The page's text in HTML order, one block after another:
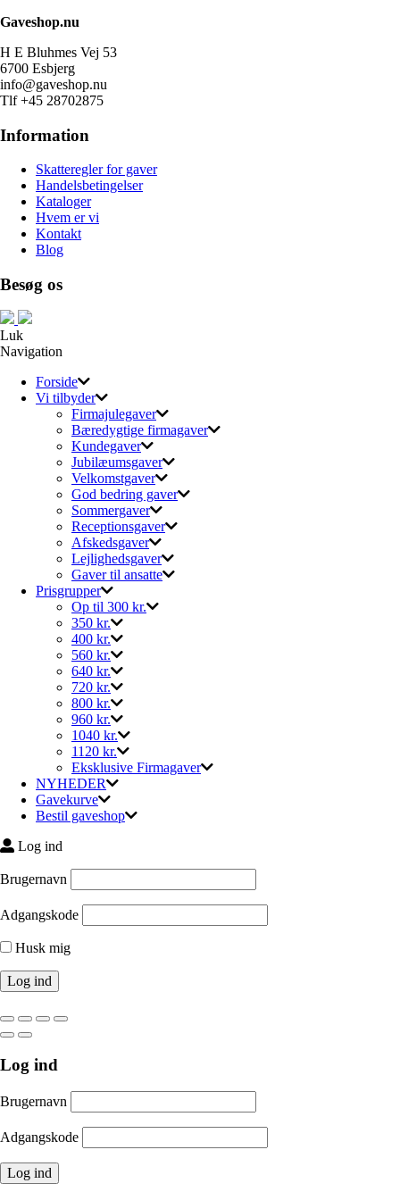
Gaveshop.nu
H E Bluhmes Vej 53
6700 Esbjerg
info@gaveshop.nu
Tlf +45 28702875
Information
Skatteregler for gaver
Handelsbetingelser
Kataloger
Hvem er vi
Kontakt
Blog
Besøg os
Luk
Navigation
Forside
Vi tilbyder
Firmajulegaver
Bæredygtige firmagaver
Kundegaver
Jubilæumsgaver
Velkomstgaver
God bedring gaver
Sommergaver
Receptionsgaver
Afskedsgaver
Lejlighedsgaver
Gaver til ansatte
Prisgrupper
Op til 300 kr.
350 kr.
400 kr.
560 kr.
640 kr.
720 kr.
800 kr.
960 kr.
1040 kr.
1120 kr.
Eksklusive Firmagaver
NYHEDER
Gavekurve
Bestil gaveshop
Log ind
Brugernavn
Adgangskode
Husk mig
Log ind
Brugernavn
Adgangskode